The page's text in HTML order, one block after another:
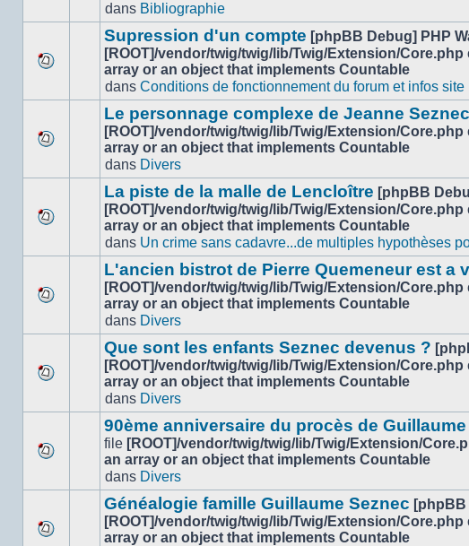
nouveau
message
dans Bibliographie
nouveau
message
Supression d'un compte [phpBB Debug] PHP
[ROOT]/vendor/twig/twig/lib/Twig/Extension/Core.php
array or an object that implements Countable
dans Conditions de fonctionnement du forum et infos site
nouveau
message
Le personnage complexe de Jeanne
[ROOT]/vendor/twig/twig/lib/Twig/Extension/Core.php
array or an object that implements Countable
dans Divers
nouveau
message
La piste de la malle de Lencloître [phpBB
[ROOT]/vendor/twig/twig/lib/Twig/Extension/Core.php
array or an object that implements Countable
dans Un crime sans cadavre...de multiples hypothèses
nouveau
message
L'ancien bistrot de Pierre Quemeneur est a
[ROOT]/vendor/twig/twig/lib/Twig/Extension/Core.php
array or an object that implements Countable
dans Divers
nouveau
message
Que sont les enfants Seznec devenus ?
[ROOT]/vendor/twig/twig/lib/Twig/Extension/Core.php
array or an object that implements Countable
dans Divers
nouveau
message
90ème anniversaire du procès de
file [ROOT]/vendor/twig/twig/lib/Twig/Extension/
an array or an object that implements Countable
dans Divers
Généalogie famille Guillaume Seznec [phpBB
[ROOT]/vendor/twig/twig/lib/Twig/Extension/Core.php
array or an object that implements Countable